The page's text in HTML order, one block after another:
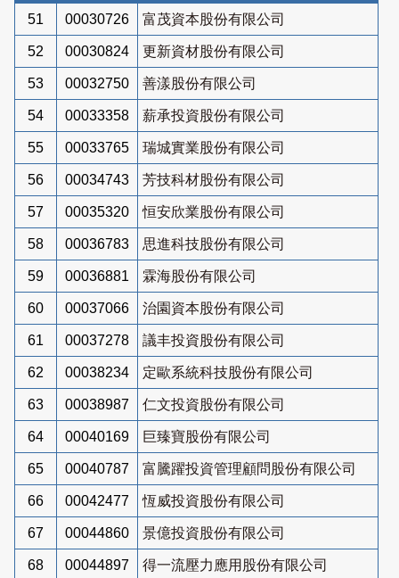
51 00030726 富茂資本股份有限公司
52 00030824 更新資材股份有限公司
53 00032750 善漾股份有限公司
54 00033358 薪承投資股份有限公司
55 00033765 瑞城實業股份有限公司
56 00034743 芳技科材股份有限公司
57 00035320 恒安欣業股份有限公司
58 00036783 思進科技股份有限公司
59 00036881 霖海股份有限公司
60 00037066 治園資本股份有限公司
61 00037278 議丰投資股份有限公司
62 00038234 定歐系統科技股份有限公司
63 00038987 仁文投資股份有限公司
64 00040169 巨臻寶股份有限公司
65 00040787 富騰躍投資管理顧問股份有限公司
66 00042477 恆威投資股份有限公司
67 00044860 景億投資股份有限公司
68 00044897 得一流壓力應用股份有限公司